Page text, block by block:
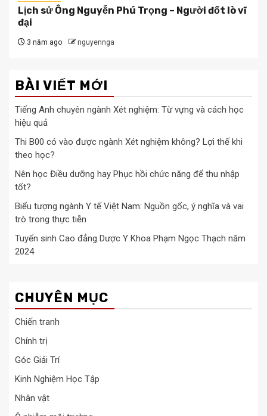
Lịch sử Ông Nguyễn Phú Trọng – Người đốt lò vĩ
đại
3 năm ago nguyennga
BÀI VIẾT MỚI
Tiếng Anh chuyên ngành Xét nghiệm: Từ vựng và cách học
hiệu quả
Thi B00 có vào được ngành Xét nghiệm không? Lợi thế khi
theo học?
Nên học Điều dưỡng hay Phục hồi chức năng để thu nhập
tốt?
Biểu tượng ngành Y tế Việt Nam: Nguồn gốc, ý nghĩa và vai
trò trong thực tiễn
Tuyển sinh Cao đẳng Dược Y Khoa Phạm Ngọc Thạch năm
2024
CHUYÊN MỤC
Chiến tranh
Chính trị
Góc Giải Trí
Kinh Nghiệm Học Tập
Nhân vật